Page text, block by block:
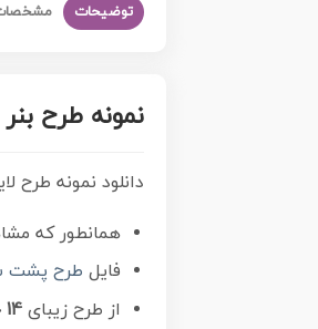
توضیحات
نمونه طرح
دانلود نمونه طرح لایه باز بنر پشت سن 14 خرداد سالگرد
همانطور که
فایل طرح پشت
از طرح زیبای 14 خرداد